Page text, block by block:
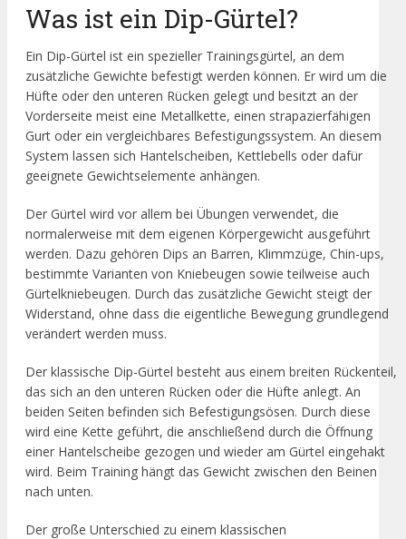
Was ist ein Dip-Gürtel?
Ein Dip-Gürtel ist ein spezieller Trainingsgürtel, an dem
zusätzliche Gewichte befestigt werden können. Er wird um die
Hüfte oder den unteren Rücken gelegt und besitzt an der
Vorderseite meist eine Metallkette, einen strapazierfähigen
Gurt oder ein vergleichbares Befestigungssystem. An diesem
System lassen sich Hantelscheiben, Kettlebells oder dafür
geeignete Gewichtselemente anhängen.
Der Gürtel wird vor allem bei Übungen verwendet, die
normalerweise mit dem eigenen Körpergewicht ausgeführt
werden. Dazu gehören Dips an Barren, Klimmzüge, Chin-ups,
bestimmte Varianten von Kniebeugen sowie teilweise auch
Gürtelkniebeugen. Durch das zusätzliche Gewicht steigt der
Widerstand, ohne dass die eigentliche Bewegung grundlegend
verändert werden muss.
Der klassische Dip-Gürtel besteht aus einem breiten Rückenteil,
das sich an den unteren Rücken oder die Hüfte anlegt. An
beiden Seiten befinden sich Befestigungsösen. Durch diese
wird eine Kette geführt, die anschließend durch die Öffnung
einer Hantelscheibe gezogen und wieder am Gürtel eingehakt
wird. Beim Training hängt das Gewicht zwischen den Beinen
nach unten.
Der große Unterschied zu einem klassischen